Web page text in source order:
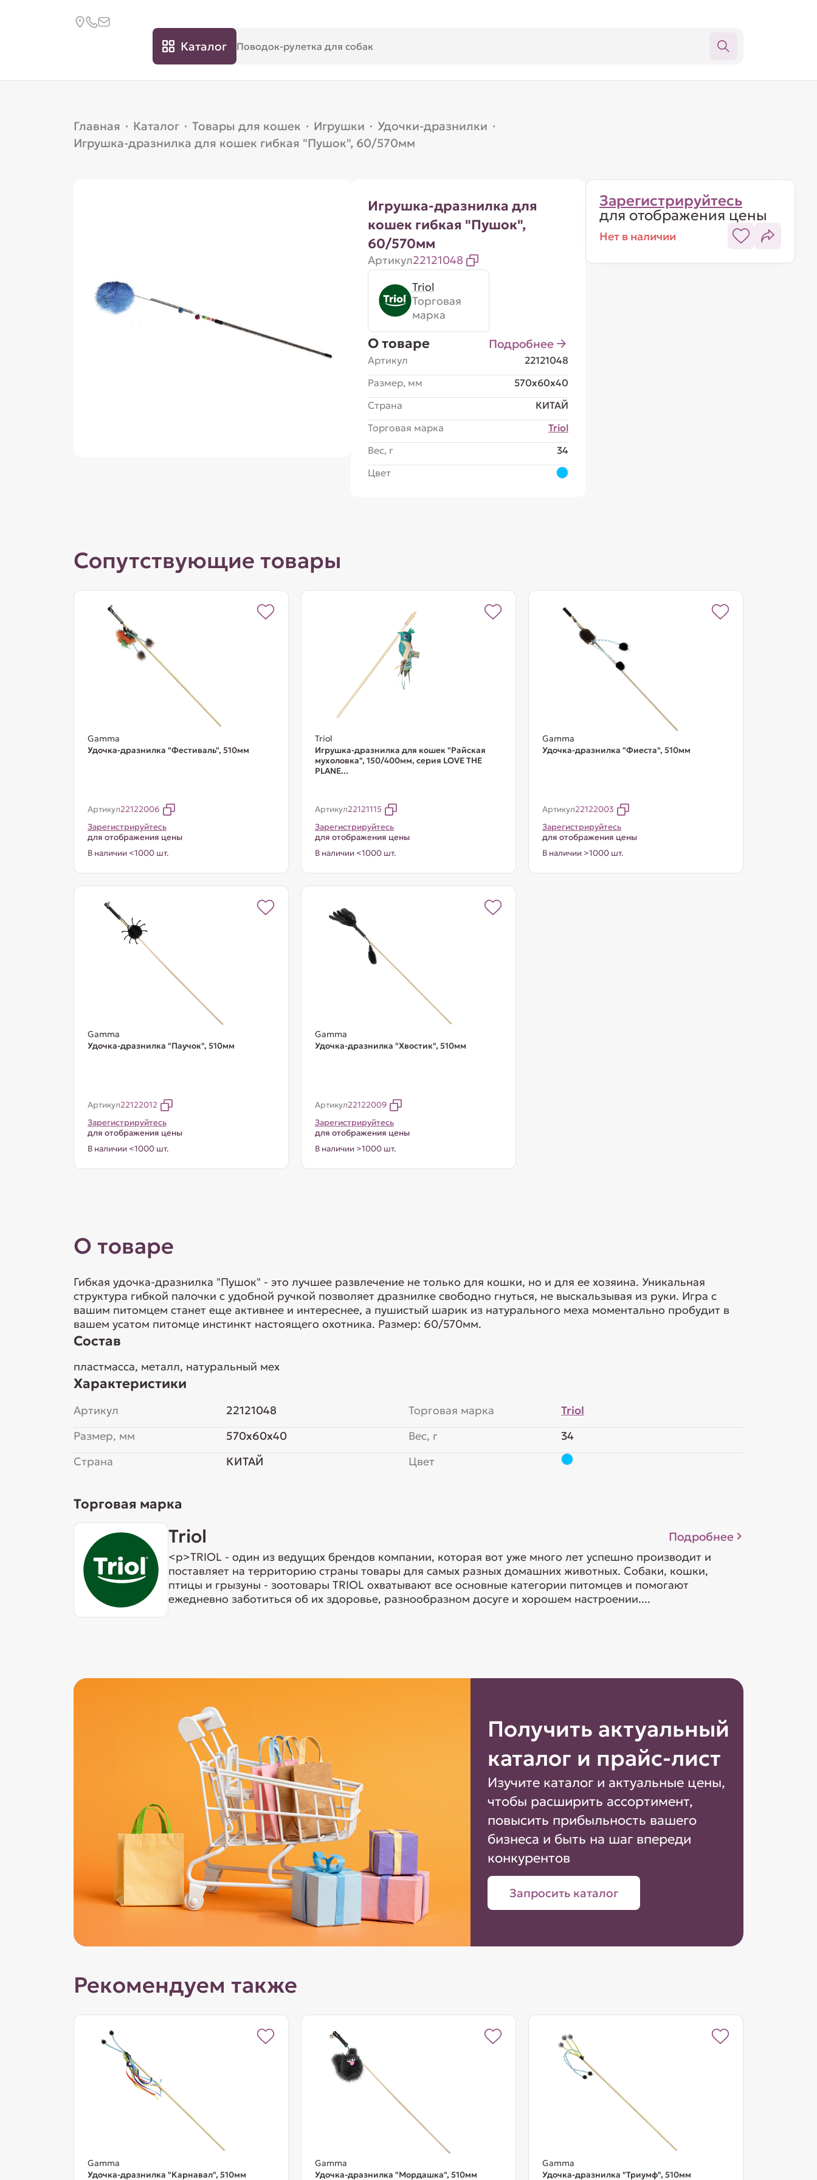
Каталог
Главная · Каталог · Товары для кошек · Игрушки · Удочки-дразнилки ·
Игрушка-дразнилка для кошек гибкая "Пушок", 60/570мм
Игрушка-дразнилка для
кошек гибкая "Пушок",
60/570мм
Артикул22121048
Triol
Торговая
марка
О товаре Подробнее
Артикул
22121048
Размер, мм
570x60x40
Страна
КИТАЙ
Торговая марка
Triol
Вес, г
34
Цвет
Зарегистрируйтесь
для отображения цены
Нет в наличии
Сопутствующие товары
Gamma
Удочка-дразнилка "Фестиваль", 510мм
Артикул22122006
Зарегистрируйтесь
для отображения цены
В наличии <1000 шт.
Triol
Игрушка-дразнилка для кошек "Райская
мухоловка", 150/400мм, серия LOVE THE
PLANE...
Артикул22121115
Зарегистрируйтесь
для отображения цены
В наличии <1000 шт.
Gamma
Удочка-дразнилка "Фиеста", 510мм
Артикул22122003
Зарегистрируйтесь
для отображения цены
В наличии >1000 шт.
Gamma
Удочка-дразнилка "Паучок", 510мм
Артикул22122012
Зарегистрируйтесь
для отображения цены
В наличии <1000 шт.
Gamma
Удочка-дразнилка "Хвостик", 510мм
Артикул22122009
Зарегистрируйтесь
для отображения цены
В наличии >1000 шт.
О товаре
Гибкая удочка-дразнилка "Пушок" - это лучшее развлечение не только для кошки, но и для ее хозяина. Уникальная
структура гибкой палочки с удобной ручкой позволяет дразнилке свободно гнуться, не выскальзывая из руки. Игра с
вашим питомцем станет еще активнее и интереснее, а пушистый шарик из натурального меха моментально пробудит в
вашем усатом питомце инстинкт настоящего охотника. Размер: 60/570мм.
Состав
пластмасса, металл, натуральный мех
Характеристики
Артикул
22121048
Размер, мм
570x60x40
Страна
КИТАЙ
Торговая марка
Triol
Вес, г
34
Цвет
Торговая марка
Triol Подробнее
<p>TRIOL - один из ведущих брендов компании, которая вот уже много лет успешно производит и
поставляет на территорию страны товары для самых разных домашних животных. Собаки, кошки,
птицы и грызуны - зоотовары TRIOL охватывают все основные категории питомцев и помогают
ежедневно заботиться об их здоровье, разнообразном досуге и хорошем настроении....
Получить актуальный
каталог и прайс-лист
Изучите каталог и актуальные цены,
чтобы расширить ассортимент,
повысить прибыльность вашего
бизнеса и быть на шаг впереди
конкурентов
Запросить каталог
Рекомендуем также
Gamma
Удочка-дразнилка "Карнавал", 510мм
Gamma
Удочка-дразнилка "Мордашка", 510мм
Gamma
Удочка-дразнилка "Триумф", 510мм